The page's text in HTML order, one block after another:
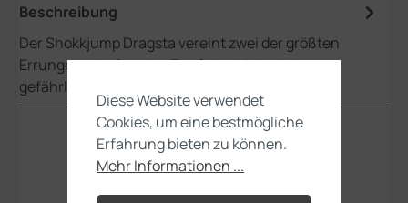
Beschreibung
Der Shokkjump Dragsta vereint zwei der größten
Errungenschaften der Zunft der Mekaniaks –
gefährlich schnelle Flitzer und ve…
Diese Website verwendet
Cookies, um eine bestmögliche
Erfahrung bieten zu können.
Mehr Informationen ...